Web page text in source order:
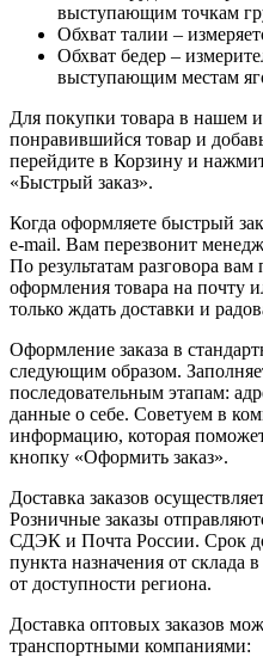
выступающим точкам
Обхват талии –
Обхват бедер –
выступающим местам
Для покупки товара в нашем
понравившийся товар и
перейдите в Корзину и
«Быстрый заказ».
Когда оформляете быстрый
e-mail. Вам перезвонит
По результатам разговора
оформления товара на почту
только ждать доставки и
Оформление заказа в
следующим образом.
последовательным этапам:
данные о себе. Советуем в
информацию, которая
кнопку «Оформить заказ».
Доставка заказов
Розничные заказы
СДЭК и Почта России. Срок
пункта назначения от склада
от доступности региона.
Доставка оптовых заказов
транспортными компаниями: